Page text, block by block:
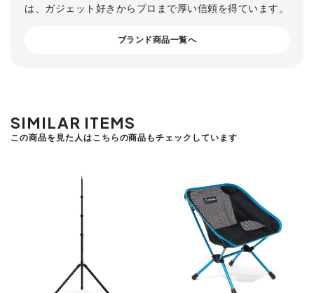
は、ガジェット好きからプロまで厚い信頼を得ています。
ブランド商品一覧へ
SIMILAR ITEMS
この商品を見た人はこちらの商品もチェックしています